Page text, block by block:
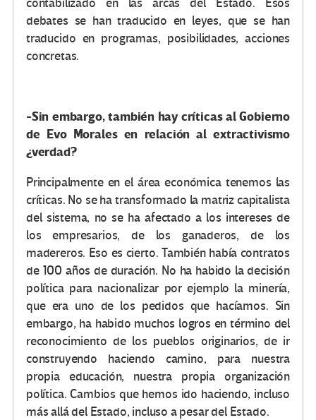
contabilizado en las arcas del Estado. Esos
debates se han traducido en leyes, que se han
traducido en programas, posibilidades, acciones
concretas.
-Sin embargo, también hay críticas al Gobierno
de Evo Morales en relación al extractivismo
¿verdad?
Principalmente en el área económica tenemos las
críticas. No se ha transformado la matriz capitalista
del sistema, no se ha afectado a los intereses de
los empresarios, de los ganaderos, de los
madereros. Eso es cierto. También había contratos
de 100 años de duración. No ha habido la decisión
política para nacionalizar por ejemplo la minería,
que era uno de los pedidos que hacíamos. Sin
embargo, ha habido muchos logros en término del
reconocimiento de los pueblos originarios, de ir
construyendo haciendo camino, para nuestra
propia educación, nuestra propia organización
política. Cambios que hemos ido haciendo, incluso
más allá del Estado, incluso a pesar del Estado.